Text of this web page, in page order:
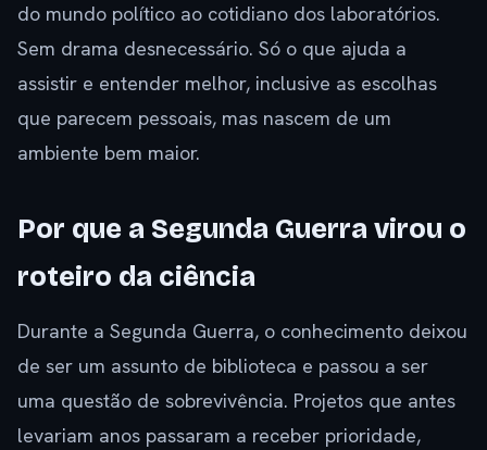
do mundo político ao cotidiano dos laboratórios.
Sem drama desnecessário. Só o que ajuda a
assistir e entender melhor, inclusive as escolhas
que parecem pessoais, mas nascem de um
ambiente bem maior.
Por que a Segunda Guerra virou o
roteiro da ciência
Durante a Segunda Guerra, o conhecimento deixou
de ser um assunto de biblioteca e passou a ser
uma questão de sobrevivência. Projetos que antes
levariam anos passaram a receber prioridade,